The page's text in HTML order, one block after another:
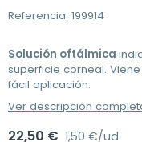
Referencia: 199914
Solución oftálmica
superficie corneal.
fácil aplicación.
Ver descripción
22,50 € 1,50 €/ud